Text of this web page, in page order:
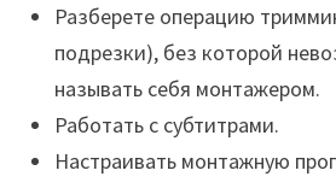
Разберете операцию
подрезки), без которой
называть себя монтажером.
Работать с субтитрами.
Настраивать монтажную